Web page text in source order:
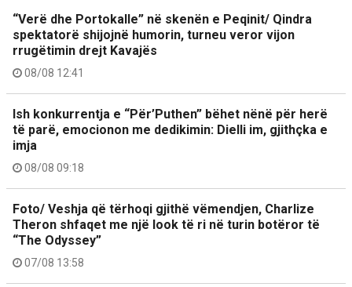
“Verë dhe Portokalle” në skenën e Peqinit/ Qindra
spektatorë shijojnë humorin, turneu veror vijon
rrugëtimin drejt Kavajës
08/08 12:41
Ish konkurrentja e “Për’Puthen” bëhet nënë për herë
të parë, emocionon me dedikimin: Dielli im, gjithçka e
imja
08/08 09:18
Foto/ Veshja që tërhoqi gjithë vëmendjen, Charlize
Theron shfaqet me një look të ri në turin botëror të
“The Odyssey”
07/08 13:58